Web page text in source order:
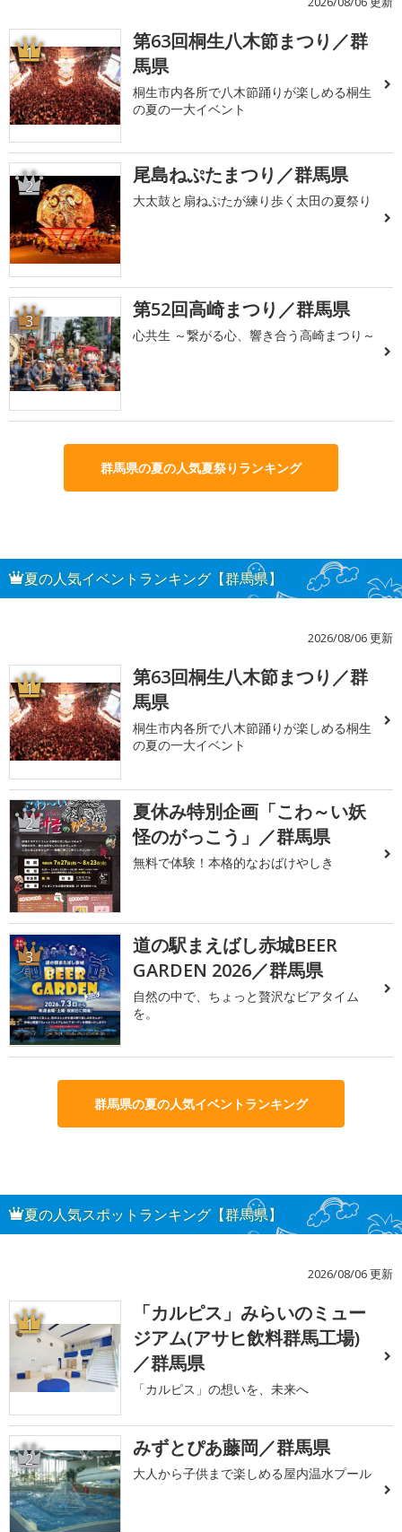
1
第63回桐生八木節まつり／群
馬県
桐生市内各所で八木節踊りが楽しめる桐生
の夏の一大イベント
2 尾島ねぷたまつり／群馬県
大太鼓と扇ねぷたが練り歩く太田の夏祭り
3 第52回高崎まつり／群馬県
心共生 ～繋がる心、響き合う高崎まつり～
群馬県の夏の人気夏祭りランキング
夏の人気イベントランキング【群馬県】
2026/08/06 更新
1
第63回桐生八木節まつり／群
馬県
桐生市内各所で八木節踊りが楽しめる桐生
の夏の一大イベント
2
夏休み特別企画「こわ～い妖
怪のがっこう」／群馬県
無料で体験！本格的なおばけやしき
3
道の駅まえばし赤城BEER
GARDEN 2026／群馬県
自然の中で、ちょっと贅沢なビアタイム
を。
群馬県の夏の人気イベントランキング
夏の人気スポットランキング【群馬県】
2026/08/06 更新
1
「カルピス」みらいのミュー
ジアム(アサヒ飲料群馬工場)
／群馬県
「カルピス」の想いを、未来へ
2 みずとぴあ藤岡／群馬県
大人から子供まで楽しめる屋内温水プール